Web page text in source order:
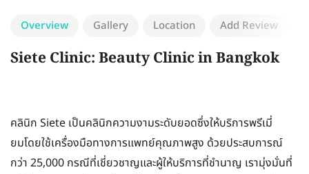
Overview Gallery Location Add Review
Siete Clinic: Beauty Clinic in Bangkok
คลินิก Siete เป็นคลินิกความงามระดับยอดซึ่งให้บริการพรีเมี่
ยมโดยใช้เครื่องมือทางการแพทย์คุณภาพสูง ด้วยประสบการณ์
กว่า 25,000 กรณีที่เชี่ยวชาญและผู้ให้บริการที่ชำนาญ เรามุ่งมั่นที่